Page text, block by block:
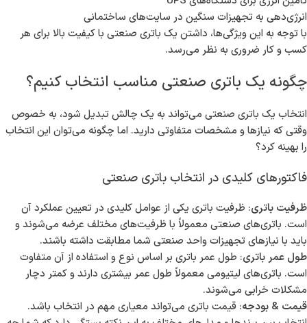
انرژی‌دهی به تجهیزات سنگین در سایت‌های ساختمانی
با توجه به این ویژگی‌ها، داشتن یک باتری صنعتی با کیفیت بالا برای هر
کسب و کار ضروری به نظر می‌رسد.
چگونه یک باتری صنعتی مناسب انتخاب کنیم؟
انتخاب یک باتری صنعتی می‌تواند به یک چالش تبدیل شود، به خصوص
وقتی که نیازها و مشخصات متفاوتی دارید. اما چگونه می‌توان این انتخاب
را بهینه کرد؟
فاکتورهای کلیدی در انتخاب باتری صنعتی
ظرفیت باتری: ظرفیت باتری یکی از عوامل کلیدی در تعیین عملکرد آن
است. باتری‌های صنعتی معمولاً با ظرفیت‌های مختلف عرضه می‌شوند و
باید با نیازهای تجهیزات واحد صنعتی شما مطابقت داشته باشند.
طول عمر باتری: طول عمر باتری بر اساس نوع و استفاده از آن متفاوت
است. باتری‌های لیتیومی معمولاً طول عمر بیشتری دارند و کمتر دچار
مشکلات خرابی می‌شوند.
قیمت & بودجه: قیمت باتری‌ می‌تواند معیاری مهم در انتخاب باشد.